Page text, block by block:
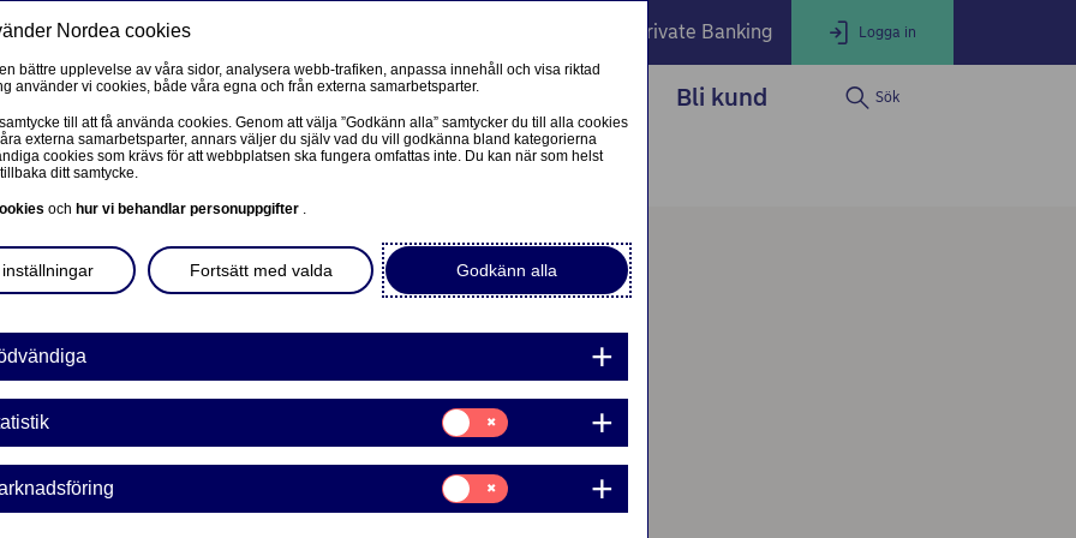
Private Banking Logga in
LOGGA IN
FÖRETAG
Corporate Netbank
Nordea Corporate
Våra sidor – kundinformation
Företagets Dokument/Signera digitalt
GiroLink
Nordea Bokföring
Ditt liv Våra tjänster Bli kund Sök
ett belopp från en valuta till en annan. Sök på
från listan. Här hittar du även kurserna för några av
brittiska pund.
Nordea cookies
bättre upplevelse av våra sidor, analysera webb-trafiken, anpassa innehåll och visa riktad
använder vi cookies, både våra egna och från externa samarbetsparter.
till att få använda cookies. Genom att välja ”Godkänn alla” samtycker du till alla cookies
externa samarbetsparter, annars väljer du själv vad du vill godkänna bland kategorierna
cookies som krävs för att webbplatsen ska fungera omfattas inte. Du kan när som helst
ditt samtycke.
och hur vi behandlar personuppgifter .
Godkänn alla
Fortsätt med valda
Samtycke
för:
Statistik
Samtycke
för:
Marknadsföring